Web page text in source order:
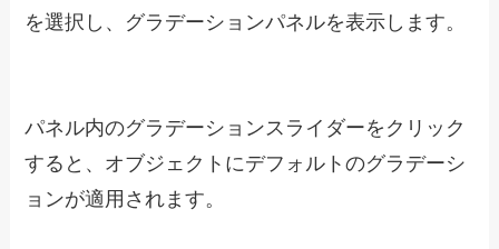
を選択し、グラデーションパネルを表示します。
パネル内のグラデーションスライダーをクリック
すると、オブジェクトにデフォルトのグラデーシ
ョンが適用されます。